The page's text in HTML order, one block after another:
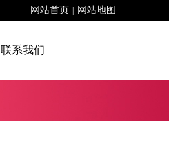
网站首页 网站地图
联系我们